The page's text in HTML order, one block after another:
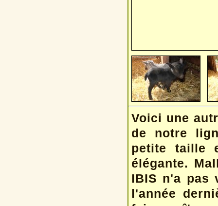
Voici une
de notre
petite taille
élégante.
IBIS n'a pas
l'année